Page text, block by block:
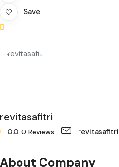
Save
revitasafitri
0.0 0 Reviews
About Company